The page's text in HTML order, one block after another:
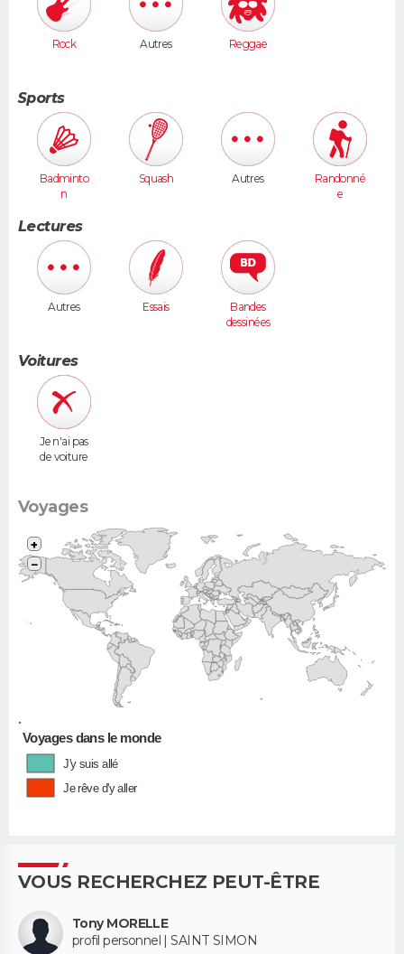
Rock Autres Reggae
Sports
Badminto
n
Squash Autres
Randonné
e
Lectures
Autres Essais
Bandes
dessinées
Voitures
Je n'ai pas
de voiture
Voyages
•
+
−
Voyages dans le monde
J'y suis allé
Je rêve d'y aller
VOUS RECHERCHEZ PEUT-ÊTRE
Tony MORELLE
profil personnel | SAINT SIMON